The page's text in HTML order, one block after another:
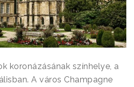
koronázásának színhelye, a
A város Champagne